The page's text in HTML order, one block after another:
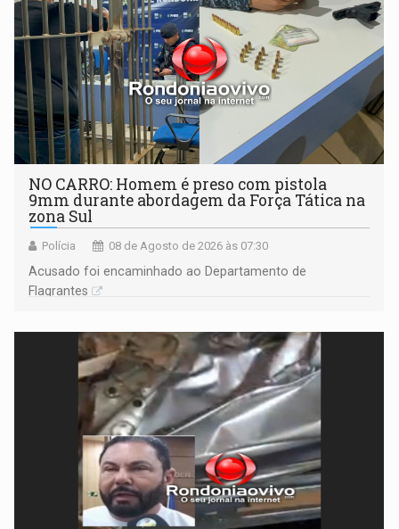
NO CARRO: Homem é preso com pistola
9mm durante abordagem da Força Tática na
zona Sul
Polícia 08 de Agosto de 2026 às 07:30
Acusado foi encaminhado ao Departamento de
Flagrantes